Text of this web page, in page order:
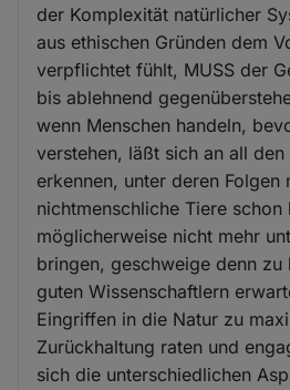
der Komplexität natürlicher
aus ethischen Gründen dem
verpflichtet fühlt, MUSS der
bis ablehnend
wenn Menschen handeln,
verstehen, läßt sich an all
erkennen, unter deren Folgen
nichtmenschliche Tiere
möglicherweise nicht mehr
bringen, geschweige denn zu
guten Wissenschaftlern
Eingriffen in die Natur zu
Zurückhaltung raten und
sich die unterschiedlichen